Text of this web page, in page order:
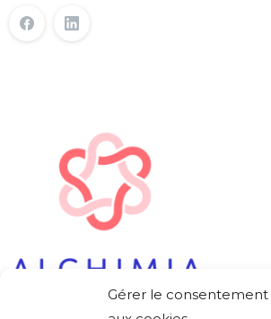
Gérer le consentement